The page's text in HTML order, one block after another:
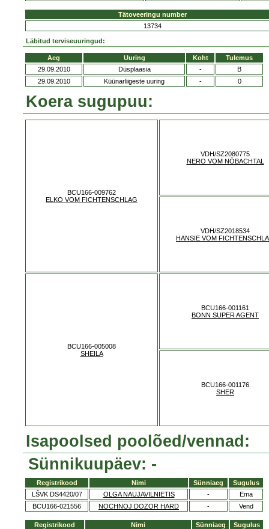
Tätoveeringu number
13734
Läbitud terviseuuringud:
Aeg Uuring Koht
Tulemus
29.09.2010
Düsplaasia -
B
29.09.2010
Küünarliigeste uuring - 0
Koera sugupuu:
BCU166-009762
ELKO VOM FICHTENSCHLAG
VDH/SZ2080775
NERO VOM NÖBACHTAL
VDH/SZ2018534
HANSIE VOM
BCU166-005008
SHEILA
BCU166-001161
BONN SUPER AGENT
BCU166-001176
SHER
Isapoolsed poolõed/vennad:
Sünnikuupäev: -
Registrikood Nimi Sünniaeg
Sugulus
LŠVK DS4420/07
OLGA NAUJAVILNIETIS -
Ema
BCU166-021556
NOCHNOJ DOZOR HARD - Vend
Registrikood Nimi Sünniaeg
Sugulus